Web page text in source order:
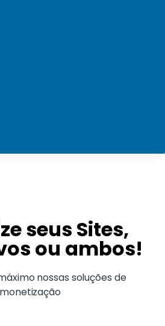
seus Sites,
ou ambos!
nossas soluções de
monetização